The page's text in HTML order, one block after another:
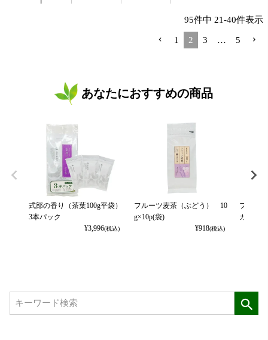
95件中 21-40件表示
1 2 3 … 5
あなたにおすすめの商品
式部の香り（茶葉100g平袋）
3本パック
¥3,996(税込)
フルーツ麦茶（ぶどう） 10
g×10p(袋)
¥918(税込)
フルー
カット